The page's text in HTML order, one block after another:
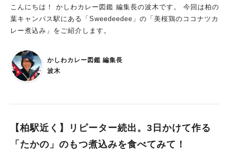
こんにちは！ かしわカレー図鑑 編集長の波木です。 今回は柏の
葉キャンパス駅にある「Sweedeedee」の「美桜鶏のココナツカ
レー煮込み」をご紹介します。
かしわカレー図鑑 編集長
波木
【柏駅近く】リピーター続出。3日かけて作る
「たかの」のもつ煮込みを食べてみて！